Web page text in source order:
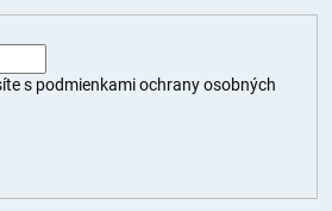
s podmienkami ochrany osobných